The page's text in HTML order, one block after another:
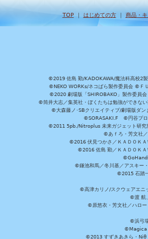
TOP｜ はじめての方｜ 商品・
©2019 佐島 勤/KADOKAWA/魔法科高校2
©NEKO WORKs/ネコぱら製作委員会 ©Ｆ
©2020 劇場版「SHIROBAKO」製作委員
©筒井大志／集英社・ぼくたちは勉強ができ
©大森藤ノ･SBクリエイティブ/劇場版ダ
©SORASAKI.F ©円谷プロ
©2011 5pb./Nitroplus 未来ガジェット研
©あｆろ・芳文社
©2016 伏見つかさ／ＫＡＤＯＫ
©2016 佐島 勤／ＫＡＤＯＫ
©鎌池和馬／冬川基／アスキー
©2015 石踏
©高津カリノ/スクウェアエ
©渡 航
©原悠衣・芳文社／ハロ
©浜弓
©Magica
©2013 すずきあきら・Niθ